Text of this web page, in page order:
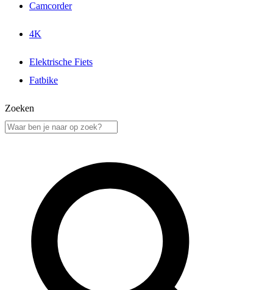
Camcorder
4K
Elektrische Fiets
Fatbike
Zoeken